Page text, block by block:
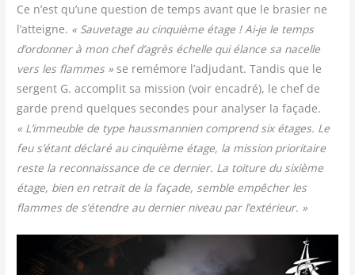
Ce n’est qu’une ques­tion de temps avant que le bra­sier ne
l’atteigne. « Sau­ve­tage au cin­quième étage ! Ai-je le temps
d’ordonner à mon chef d’agrès échelle qui élance sa nacelle
vers les flammes » se remé­more l’adjudant. Tan­dis que le
ser­gent G. accom­plit sa mis­sion (voir enca­dré), le chef de
garde prend quelques secondes pour ana­ly­ser la façade.
« L’immeuble de type hauss­man­nien com­prend six étages. Le
feu s’étant décla­ré au cin­quième étage, la mis­sion prio­ri­taire
reste la recon­nais­sance de ce der­nier. La toi­ture du sixième
étage, bien en retrait de la façade, semble empê­cher les
flammes de s’étendre au der­nier niveau par l’extérieur. »